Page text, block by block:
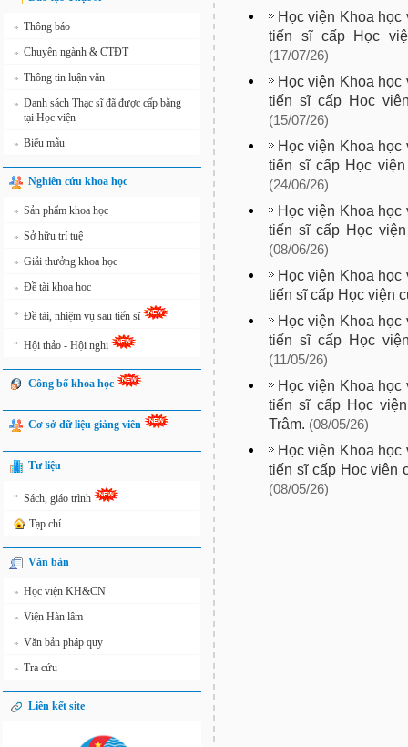
» Thông báo
» Chuyên ngành & CTĐT
» Thông tin luận văn
» Danh sách Thạc sĩ đã được cấp bằng
tại Học viện
» Biểu mẫu
Nghiên cứu khoa học
» Sản phẩm khoa học
» Sở hữu trí tuệ
» Giải thưởng khoa học
» Đề tài khoa học
» Đề tài, nhiệm vụ sau tiến sĩ
» Hội thảo - Hội nghị
Công bố khoa học
Cơ sở dữ liệu giảng viên
Tư liệu
» Sách, giáo trình
Tạp chí
Văn bản
» Học viện KH&CN
» Viện Hàn lâm
» Văn bản pháp quy
» Tra cứu
Liên kết site
Học viện Khoa học
tiến sĩ cấp Học
(17/07/26)
Học viện Khoa học
tiến sĩ cấp Học
(15/07/26)
Học viện Khoa học
tiến sĩ cấp Học
(24/06/26)
Học viện Khoa học
tiến sĩ cấp Học
(08/06/26)
Học viện Khoa học
tiến sĩ cấp Học viện
Học viện Khoa học
tiến sĩ cấp Học
(11/05/26)
Học viện Khoa học
tiến sĩ cấp Học
Trâm. (08/05/26)
Học viện Khoa học
tiến sĩ cấp Học viện
(08/05/26)